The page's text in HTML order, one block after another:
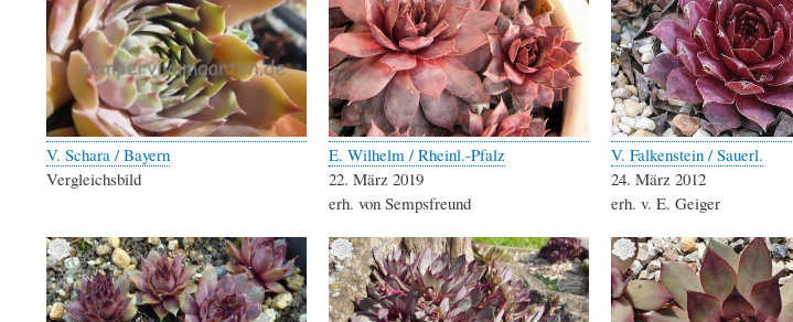
V. Schara / Bayern
Vergleichsbild
E. Wilhelm / Rheinl.-Pfalz
22. März 2019
erh. von Sempsfreund
V. Falkenstein / Sauerl.
24. März 2012
erh. v. E. Geiger